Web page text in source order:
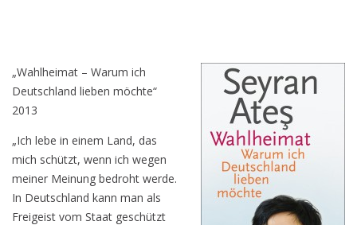
„Wahlheimat – Warum ich
Deutschland lieben möchte“
2013
„Ich lebe in einem Land, das
mich schützt, wenn ich wegen
meiner Meinung bedroht werde.
In Deutschland kann man als
Freigeist vom Staat geschützt